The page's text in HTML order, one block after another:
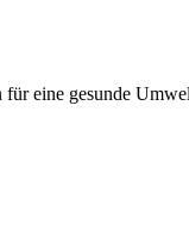
für eine gesunde